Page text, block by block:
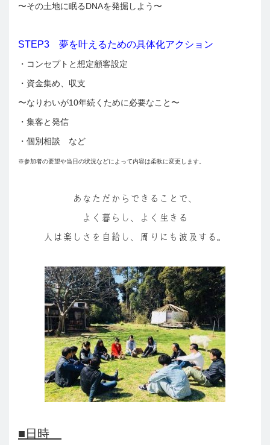
〜その土地に眠るDNAを発掘しよう〜
STEP3 夢を叶えるための具体化アクション
・コンセプトと想定顧客設定
・資金集め、収支
〜なりわいが10年続くために必要なこと〜
・集客と発信
・個別相談 など
※参加者の要望や当日の状況などによって内容は柔軟に変更します。
あなただからできることで、
よく暮らし、よく生きる
人は楽しさを自給し、周りにも波及する。
■日時